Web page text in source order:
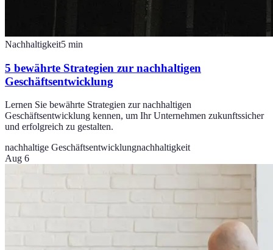
Nachhaltigkeit5 min
5 bewährte Strategien zur nachhaltigen
Geschäftsentwicklung
Lernen Sie bewährte Strategien zur nachhaltigen
Geschäftsentwicklung kennen, um Ihr Unternehmen zukunftssicher
und erfolgreich zu gestalten.
nachhaltige Geschäftsentwicklungnachhaltigkeit
Aug 6